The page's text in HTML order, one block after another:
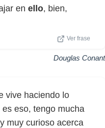
en ello, bien,
Ver frase
Douglas Conant
vive haciendo lo
eso, tengo mucha
muy curioso acerca